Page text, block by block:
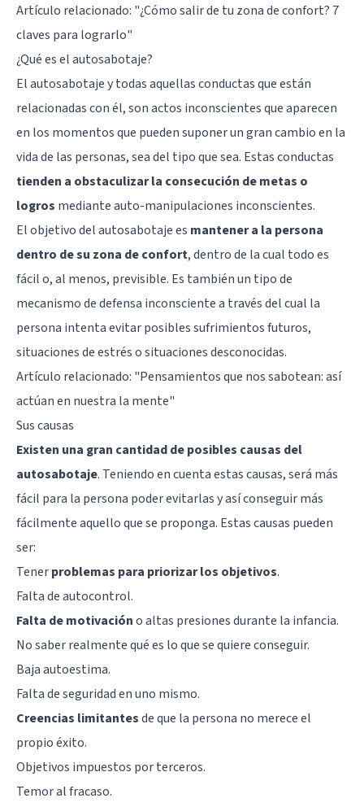
Artículo relacionado: "¿Cómo salir de tu zona de confort? 7
claves para lograrlo"
¿Qué es el autosabotaje?
El autosabotaje y todas aquellas conductas que están
relacionadas con él, son actos inconscientes que aparecen
en los momentos que pueden suponer un gran cambio en la
vida de las personas, sea del tipo que sea. Estas conductas
tienden a obstaculizar la consecución de metas o
logros mediante auto-manipulaciones inconscientes.
El objetivo del autosabotaje es mantener a la persona
dentro de su zona de confort, dentro de la cual todo es
fácil o, al menos, previsible. Es también un tipo de
mecanismo de defensa inconsciente a través del cual la
persona intenta evitar posibles sufrimientos futuros,
situaciones de estrés o situaciones desconocidas.
Artículo relacionado: "Pensamientos que nos sabotean: así
actúan en nuestra la mente"
Sus causas
Existen una gran cantidad de posibles causas del
autosabotaje. Teniendo en cuenta estas causas, será más
fácil para la persona poder evitarlas y así conseguir más
fácilmente aquello que se proponga. Estas causas pueden
ser:
Tenerproblemas para priorizar los objetivos.
Falta de autocontrol.
Falta de motivacióno altas presiones durante la infancia.
No saber realmente qué es lo que se quiere conseguir.
Baja autoestima.
Falta de seguridad en uno mismo.
Creencias limitantesde que la persona no merece el
propio éxito.
Objetivos impuestos por terceros.
Temor al fracaso.